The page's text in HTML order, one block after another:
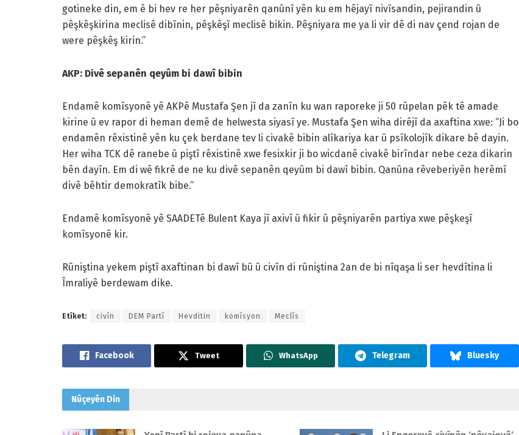
gotineke din, em ê bi hev re her pêşniyarên qanûnî yên ku em hêjayî nivîsandin, pejirandin û
pêşkêşkirina meclisê dibînin, pêşkêşî meclisê bikin. Pêşniyara me ya li vir dê di nav çend rojan de
were pêşkêş kirin.”
AKP: Divê sepanên qeyûm bi dawî bibin
Endamê komîsyonê yê AKPê Mustafa Şen jî da zanîn ku wan raporeke ji 50 rûpelan pêk tê amade
kirine û ev rapor di heman demê de helwesta siyasî ye. Mustafa Şen wiha dirêjî da axaftina xwe: “Ji bo
endamên rêxistinê yên ku çek berdane tev li civakê bibin alîkariya kar û psîkolojîk dikare bê dayin.
Her wiha TCK dê ranebe û piştî rêxistinê xwe fesixkir ji bo wicdanê civakê birîndar nebe ceza dikarin
bên dayîn. Em di wê fikrê de ne ku divê sepanên qeyûm bi dawî bibin. Qanûna rêveberiyên herêmî
divê bêhtir demokratîk bibe.”
Endamê komîsyonê yê SAADETê Bulent Kaya jî axivî û fikir û pêşniyarên partiya xwe pêşkeşî
komîsyonê kir.
Rûniştina yekem piştî axaftinan bi dawî bû û civîn di rûniştina 2an de bi nîqaşa li ser hevdîtina li
Îmraliyê berdewam dike.
Etîket: civîn DEM Partî Hevditin komîsyon Meclîs
Tweet WhatsApp
Nûçeyên Din